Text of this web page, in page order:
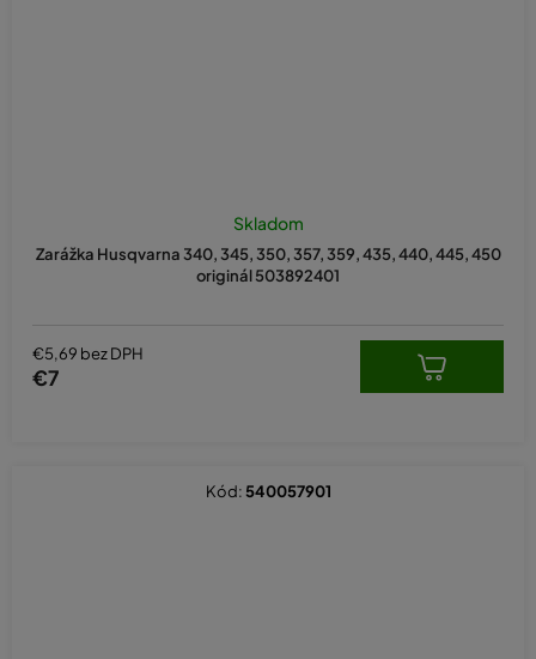
Zarážka Husqvarna 340, 345, 350, 357, 359, 435, 440, 445, 450
originál 503892401
Skladom
€5,69 bez DPH
€7
Kód: 540057901